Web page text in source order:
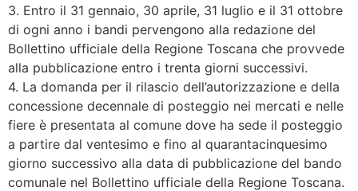
3. Entro il 31 gennaio, 30 aprile, 31 luglio e il 31 ottobre
di ogni anno i bandi pervengono alla redazione del
Bollettino ufficiale della Regione Toscana che provvede
alla pubblicazione entro i trenta giorni successivi.
4. La domanda per il rilascio dell’autorizzazione e della
concessione decennale di posteggio nei mercati e nelle
fiere è presentata al comune dove ha sede il posteggio
a partire dal ventesimo e fino al quarantacinquesimo
giorno successivo alla data di pubblicazione del bando
comunale nel Bollettino ufficiale della Regione Toscana.